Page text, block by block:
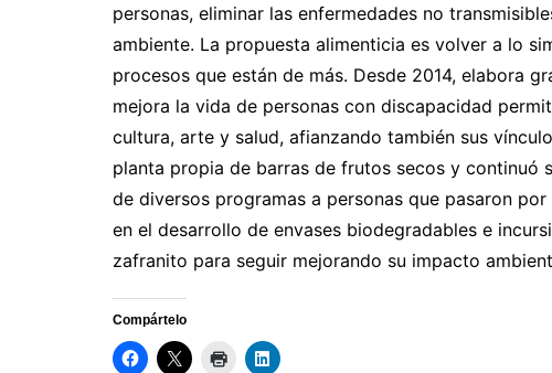
personas, eliminar las enfermedades no
ambiente. La propuesta alimenticia es volver a lo
procesos que están de más. Desde 2014, elabora
mejora la vida de personas con discapacidad
cultura, arte y salud, afianzando también sus
planta propia de barras de frutos secos y continuó
de diversos programas a personas que pasaron
en el desarrollo de envases biodegradables e
zafranito para seguir mejorando su impacto
Compártelo